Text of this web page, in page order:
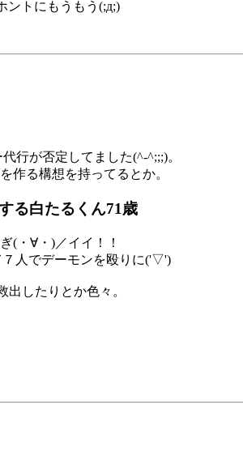
ントにもうもう(;д;)
行が否定してました(^-^;;;)。
作る構想を持ってるとか。
る白たるくん71歳
(・∀・)／イイ！！
人でデーモンを殴りに('▽')
出したりとか色々。